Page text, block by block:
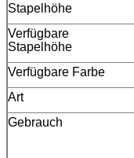
Stapelhöhe
Verfügbare
Stapelhöhe
Verfügbare Farbe
Art
Gebrauch